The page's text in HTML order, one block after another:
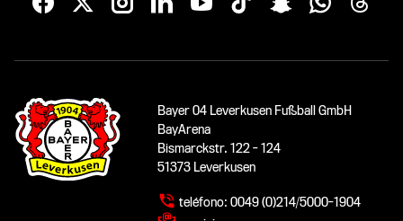
Bayer 04 Leverkusen Fußball GmbH
BayArena
Bismarckstr. 122 - 124
51373 Leverkusen
teléfono: 0049 (0)214/5000-1904